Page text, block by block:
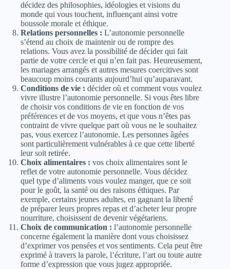
décidez des philosophies, idéologies et visions du
monde qui vous touchent, influençant ainsi votre
boussole morale et éthique.
Relations personnelles : L’autonomie personnelle
s’étend au choix de maintenir ou de rompre des
relations. Vous avez la possibilité de décider qui fait
partie de votre cercle et qui n’en fait pas. Heureusement,
les mariages arrangés et autres mesures coercitives sont
beaucoup moins courants aujourd’hui qu’auparavant.
Conditions de vie : décider où et comment vous voulez
vivre illustre l’autonomie personnelle. Si vous êtes libre
de choisir vos conditions de vie en fonction de vos
préférences et de vos moyens, et que vous n’êtes pas
contraint de vivre quelque part où vous ne le souhaitez
pas, vous exercez l’autonomie. Les personnes âgées
sont particulièrement vulnérables à ce que cette liberté
leur soit retirée.
Choix alimentaires : vos choix alimentaires sont le
reflet de votre autonomie personnelle. Vous décidez
quel type d’aliments vous voulez manger, que ce soit
pour le goût, la santé ou des raisons éthiques. Par
exemple, certains jeunes adultes, en gagnant la liberté
de préparer leurs propres repas et d’acheter leur propre
nourriture, choisissent de devenir végétariens.
Choix de communication : l’autonomie personnelle
concerne également la manière dont vous choisissez
d’exprimer vos pensées et vos sentiments. Cela peut être
exprimé à travers la parole, l’écriture, l’art ou toute autre
forme d’expression que vous jugez appropriée.